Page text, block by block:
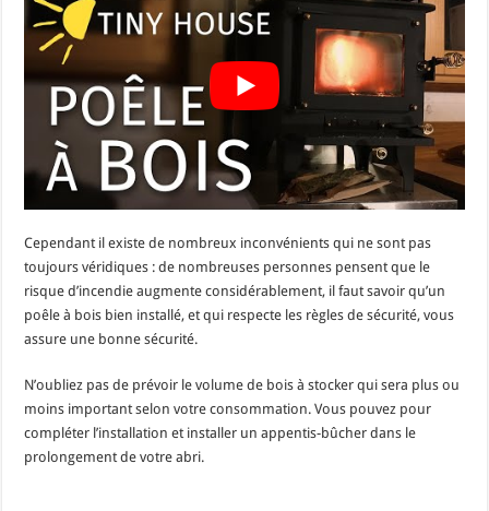
Cependant il existe de nombreux inconvénients qui ne sont pas
toujours véridiques : de nombreuses personnes pensent que le
risque d’incendie augmente considérablement, il faut savoir qu’un
poêle à bois bien installé, et qui respecte les règles de sécurité, vous
assure une bonne sécurité.
N’oubliez pas de prévoir le volume de bois à stocker qui sera plus ou
moins important selon votre consommation. Vous pouvez pour
compléter l’installation et installer un appentis-bûcher dans le
prolongement de votre abri.